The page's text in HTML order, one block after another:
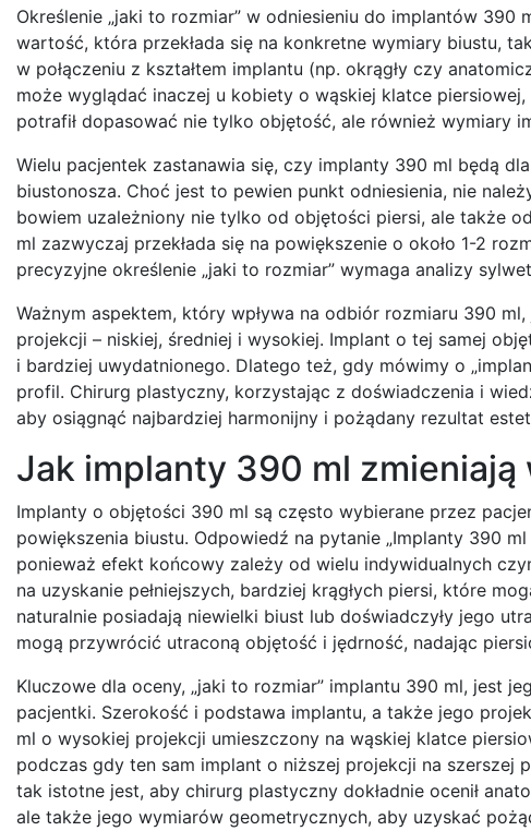
Określenie „jaki to rozmiar” w odniesieniu do implantów
wartość, która przekłada się na konkretne wymiary biustu,
w połączeniu z kształtem implantu (np. okrągły czy
może wyglądać inaczej u kobiety o wąskiej klatce
potrafił dopasować nie tylko objętość, ale również wymiary
Wielu pacjentek zastanawia się, czy implanty 390 ml będą
biustonosza. Choć jest to pewien punkt odniesienia, nie
bowiem uzależniony nie tylko od objętości piersi, ale także
ml zazwyczaj przekłada się na powiększenie o około 1-2
precyzyjne określenie „jaki to rozmiar” wymaga analizy
Ważnym aspektem, który wpływa na odbiór rozmiaru 390
projekcji – niskiej, średniej i wysokiej. Implant o tej samej
i bardziej uwydatnionego. Dlatego też, gdy mówimy o
profil. Chirurg plastyczny, korzystając z doświadczenia i
aby osiągnąć najbardziej harmonijny i pożądany rezultat
Jak implanty 390 ml zmieniają
Implanty o objętości 390 ml są często wybierane przez
powiększenia biustu. Odpowiedź na pytanie „Implanty 390
ponieważ efekt końcowy zależy od wielu indywidualnych
na uzyskanie pełniejszych, bardziej krągłych piersi, które
naturalnie posiadają niewielki biust lub doświadczyły jego
mogą przywrócić utraconą objętość i jędrność, nadając
Kluczowe dla oceny, „jaki to rozmiar” implantu 390 ml, jest
pacjentki. Szerokość i podstawa implantu, a także jego
ml o wysokiej projekcji umieszczony na wąskiej klatce
podczas gdy ten sam implant o niższej projekcji na szerszej
tak istotne jest, aby chirurg plastyczny dokładnie ocenił
ale także jego wymiarów geometrycznych, aby uzyskać